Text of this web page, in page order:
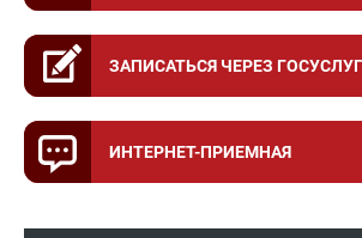
ЗАПИСАТЬСЯ ЧЕРЕЗ
ИНТЕРНЕТ-ПРИЕМНАЯ